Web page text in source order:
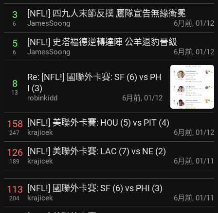
3
6
[NFL!] 四九人末節反撲 鷹隊宣告無緣衛冕
JamesSoong 6月前, 01/12
5
6
[NFL!] 史塔福德逆轉達陣 公羊退豹晉級
JamesSoong 6月前, 01/12
8
13
Re: [NFL!] 國聯外卡賽: SF (6) vs PH
I (3)
robinkidd 6月前, 01/12
158
247
[NFL!] 美聯外卡賽: HOU (5) vs PIT (4)
krajicek 6月前, 01/12
126
189
[NFL!] 美聯外卡賽: LAC (7) vs NE (2)
krajicek 6月前, 01/11
113
204
[NFL!] 國聯外卡賽: SF (6) vs PHI (3)
krajicek 6月前, 01/11